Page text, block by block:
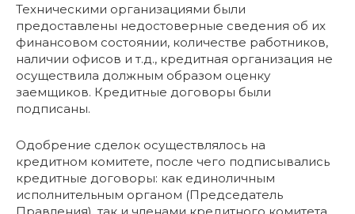
Техническими организациями были
предоставлены недостоверные сведения об их
финансовом состоянии, количестве работников,
наличии офисов и т.д., кредитная организация не
осуществила должным образом оценку
заемщиков. Кредитные договоры были
подписаны.
Одобрение сделок осуществлялось на
кредитном комитете, после чего подписывались
кредитные договоры: как единоличным
исполнительным органом (Председатель